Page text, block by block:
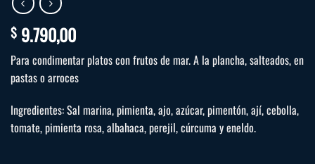
$ 9.790,00
Para condimentar platos con frutos de mar. A la plancha, salteados, en
pastas o arroces
Ingredientes: Sal marina, pimienta, ajo, azúcar, pimentón, ají, cebolla,
tomate, pimienta rosa, albahaca, perejil, cúrcuma y eneldo.